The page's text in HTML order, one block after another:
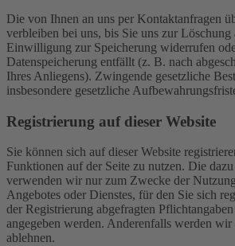
Die von Ihnen an uns per Kontaktanfragen
verbleiben bei uns, bis Sie uns zur
Einwilligung zur Speicherung widerrufen
Datenspeicherung entfällt (z. B. nach
Ihres Anliegens). Zwingende gesetzliche
insbesondere gesetzliche
Registrierung auf dieser Website
Sie können sich auf dieser Website
Funktionen auf der Seite zu nutzen. Die
verwenden wir nur zum Zwecke der
Angebotes oder Dienstes, für den Sie sich
der Registrierung abgefragten
angegeben werden. Anderenfalls werden
ablehnen.